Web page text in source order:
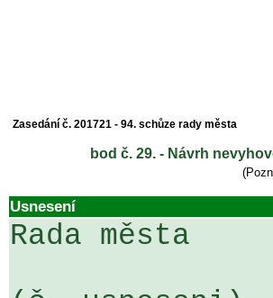
Zasedání č. 201721 - 94. schůze rady města
bod č. 29. - Návrh
Usnesení
Rada města